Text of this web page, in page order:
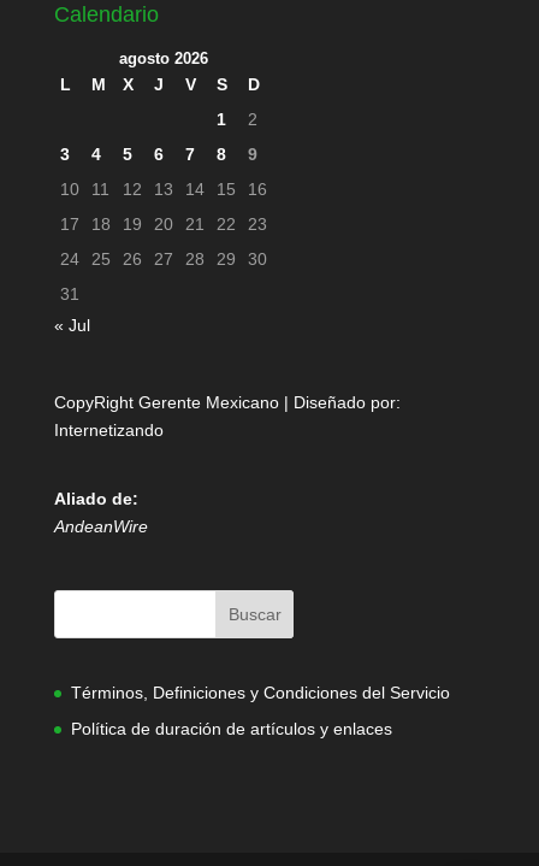
Calendario
agosto 2026
L M X J V S
D
1
2
3
4 5 6 7 8
9
10
11 12 13 14 15
16
17
18 19 20 21 22
23
24
25 26 27 28 29
30
31
« Jul
CopyRight Gerente Mexicano | Diseñado por:
Internetizando
Aliado de:
AndeanWire
Términos, Definiciones y Condiciones del Servicio
Política de duración de artículos y enlaces